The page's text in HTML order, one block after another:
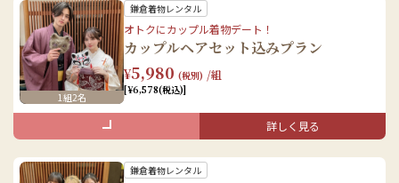
女性
着物レンタル（着物/長襦袢/半幅帯/肌着）
小物レンタル（足袋/和装バッグ/草履/髪飾り）
着付け
ヘアセット
手荷物のお預かり
1組2名
鎌倉着物レンタル
オトクにカップル着物デート！
カップルヘアセット込みプラン
¥5,980 (税別) /組
[¥6,578(税込)]
女性
詳しく見る
鎌倉着物レンタル